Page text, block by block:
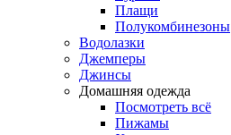
Плащи
Полукомбинезоны
Водолазки
Джемперы
Джинсы
Домашняя одежда
Посмотреть всё
Пижамы